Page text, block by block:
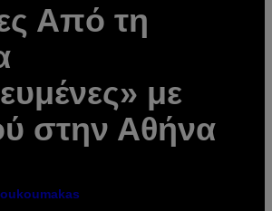
Από τη
με
στην Αθήνα